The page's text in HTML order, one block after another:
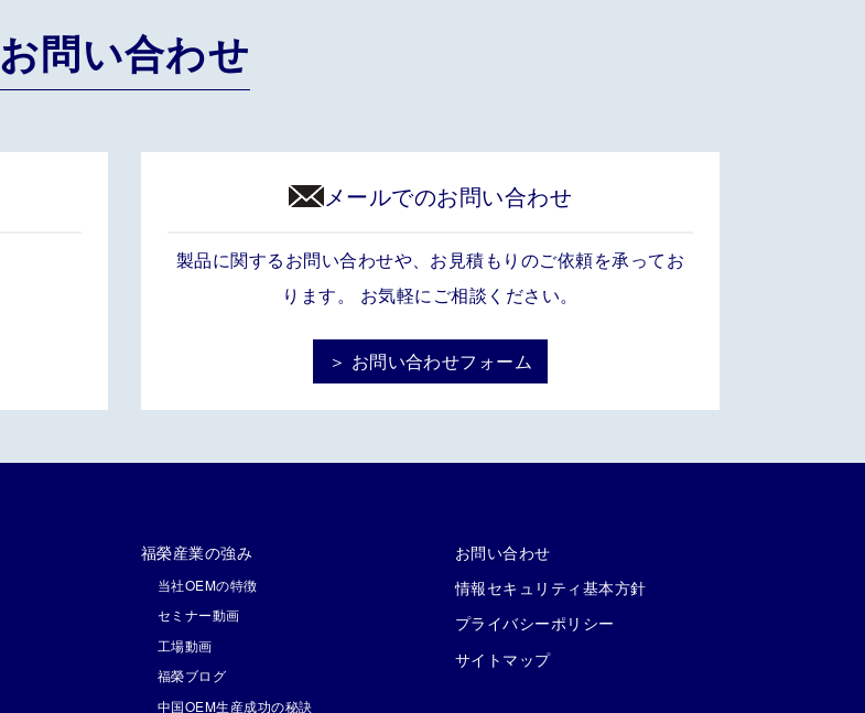
お問い合わせ
メールでのお問い合わせ
製品に関するお問い合わせや、お見積もりのご依頼を承ってお
ります。 お気軽にご相談ください。
＞ お問い合わせフォーム
福榮産業の強み
当社OEMの特徴
セミナー動画
工場動画
福榮ブログ
中国OEM生産成功の秘訣
お問い合わせ
情報セキュリティ基本方針
プライバシーポリシー
サイトマップ